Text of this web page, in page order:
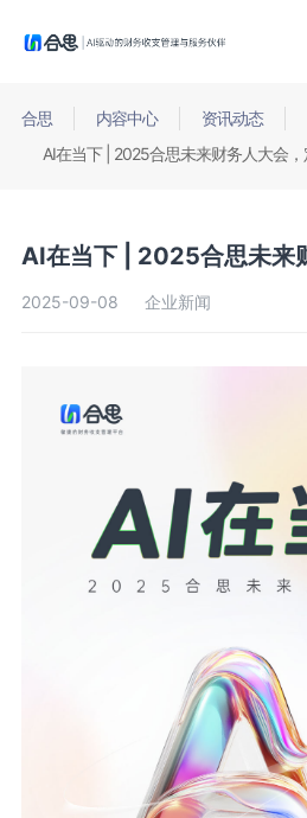
合思 内容中心
资讯动态
AI在当下 | 2025合思未来财务人大会，
AI在当下 | 2025合思未来
2025-09-08 企业新闻